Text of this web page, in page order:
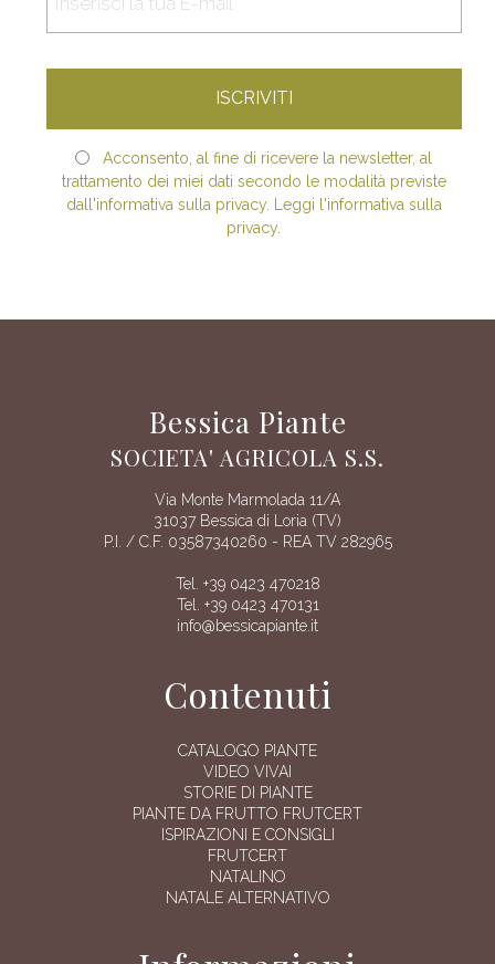
Acconsento, al fine di ricevere la newsletter, al
trattamento dei miei dati secondo le modalità previste
dall'informativa sulla privacy. Leggi l'informativa sulla
privacy.
Bessica Piante
SOCIETA' AGRICOLA S.S.
Via Monte Marmolada 11/A
31037 Bessica di Loria (TV)
P.I. / C.F. 03587340260 - REA TV 282965
Tel. +39 0423 470218
Tel. +39 0423 470131
info@bessicapiante.it
Contenuti
CATALOGO PIANTE
VIDEO VIVAI
STORIE DI PIANTE
PIANTE DA FRUTTO FRUTCERT
ISPIRAZIONI E CONSIGLI
FRUTCERT
NATALINO
NATALE ALTERNATIVO